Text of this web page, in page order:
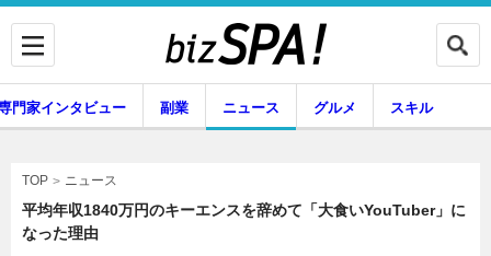
門家インタビュー 副業 ニュース グルメ スキル
TOP ニュース
平均年収1840万円のキーエンスを辞めて「大食いYouTuber」に
なった理由